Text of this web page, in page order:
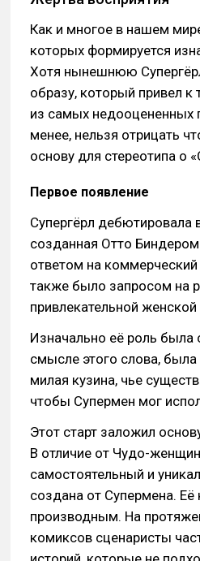
Как и многое в нашем
которых формируется
Хотя нынешнюю
образу, который привел
из самых недооцененных
менее, нельзя отрицать
основу для стереотипа о
Первое появление
Супергёрл дебютировала
созданная Отто
ответом на
также было запросом на
привлекательной женской
Изначально её роль была
смысле этого слова,
милая кузина, чье
чтобы Супермен мог
Этот старт заложил
В отличие от Чудо-
самостоятельный и
создана от Супермена.
производным. На
комиксов сценаристы